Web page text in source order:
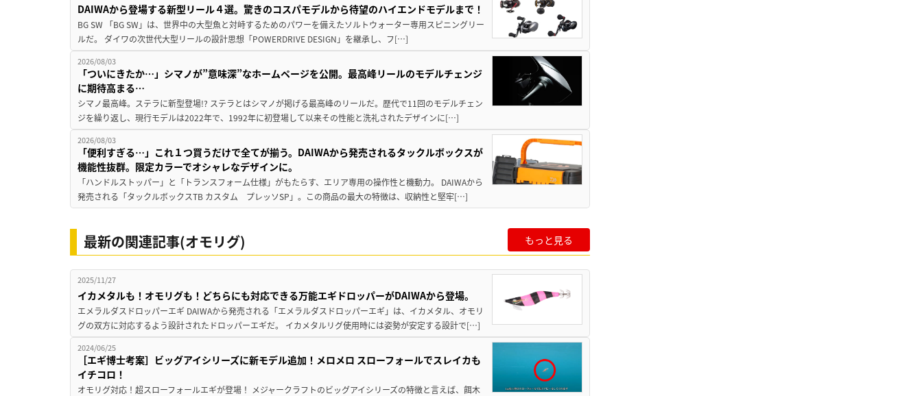
DAIWAから登場する新型リール４選。驚きのコスパモデルから待望のハイエンドモデルまで！
BG SW 「BG SW」は、世界中の大型魚と対峙するためのパワーを備えたソルトウォーター専用スピニングリー
ルだ。 ダイワの次世代大型リールの設計思想「POWERDRIVE DESIGN」を継承し、フ[…]
2026/08/03
「ついにきたか…」シマノが”意味深”なホームページを公開。最高峰リールのモデルチェンジ
に期待高まる…
シマノ最高峰。ステラに新型登場!? ステラとはシマノが掲げる最高峰のリールだ。歴代で11回のモデルチェン
ジを繰り返し、現行モデルは2022年で、1992年に初登場して以来その性能と洗礼されたデザインに[…]
2026/08/03
「便利すぎる…」これ１つ買うだけで全てが揃う。DAIWAから発売されるタックルボックスが
機能性抜群。限定カラーでオシャレなデザインに。
「ハンドルストッパー」と「トランスフォーム仕様」がもたらす、エリア専用の操作性と機動力。 DAIWAから
発売される「タックルボックスTB カスタム プレッソSP」。この商品の最大の特徴は、収納性と堅牢[…]
最新の関連記事(オモリグ) もっと見る
2025/11/27
イカメタルも！オモリグも！どちらにも対応できる万能エギドロッパーがDAIWAから登場。
エメラルダスドロッパーエギ DAIWAから発売される「エメラルダスドロッパーエギ」は、イカメタル、オモリ
グの双方に対応するよう設計されたドロッパーエギだ。 イカメタルリグ使用時には姿勢が安定する設計で[…]
2024/06/25
［エギ博士考案］ビッグアイシリーズに新モデル追加！メロメロ スローフォールでスレイカも
イチコロ！
オモリグ対応！超スローフォールエギが登場！ メジャークラフトのビッグアイシリーズの特徴と言えば、餌木